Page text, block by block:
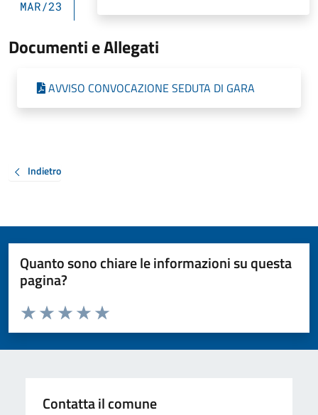
MAR/23
Documenti e Allegati
AVVISO CONVOCAZIONE SEDUTA DI GARA
Indietro
Quanto sono chiare le informazioni su questa
pagina?
Valuta da 1 a 5 stelle la pagina
Valuta 5 stelle su 5
Valuta 4 stelle su 5
Valuta 3 stelle su 5
Valuta 2 stelle su 5
Valuta 1 stelle su 5
Contatta il comune